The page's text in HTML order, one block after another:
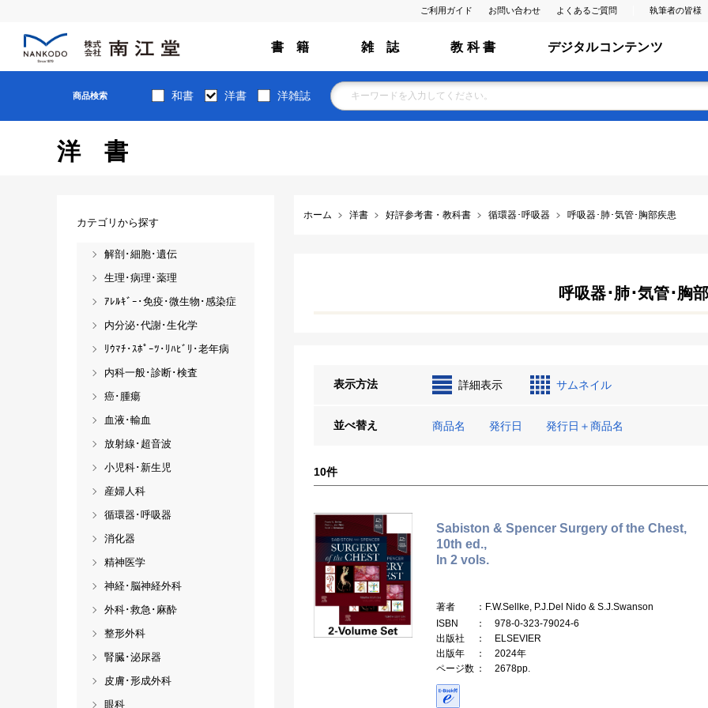
ご利用ガイド お問い合わせ よくあるご質問 執筆者の皆様
書 籍 雑 誌 教 科 書 デジタルコンテンツ
商品検索 和書 洋書 洋雑誌
洋書
ホーム 洋書 好評参考書・教科書 循環器･呼吸器 呼吸器･肺･気管･胸部疾患
呼吸器･肺･気管･胸
表示方法 詳細表示 サムネイル
並べ替え 商品名 発行日 発行日＋商品名
10件
Sabiston & Spencer Surgery of the Chest,
10th ed.,
In 2 vols.
著者
：F.W.Sellke, P.J.Del Nido & S.J.Swanson
ISBN
： 978-0-323-79024-6
出版社
： ELSEVIER
出版年
： 2024年
ページ数 ： 2678pp.
カテゴリから探す
解剖･細胞･遺伝
生理･病理･薬理
ｱﾚﾙｷﾞｰ･免疫･微生物･感染症
内分泌･代謝･生化学
ﾘｳﾏﾁ･ｽﾎﾟｰﾂ･ﾘﾊﾋﾞﾘ･老年病
内科一般･診断･検査
癌･腫瘍
血液･輸血
放射線･超音波
小児科･新生児
産婦人科
循環器･呼吸器
消化器
精神医学
神経･脳神経外科
外科･救急･麻酔
整形外科
腎臓･泌尿器
皮膚･形成外科
眼科